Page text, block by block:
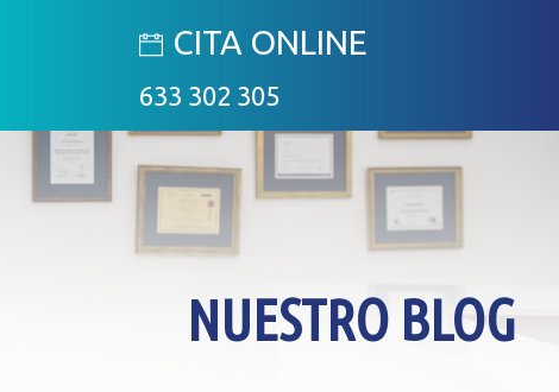
CITA ONLINE
633 302 305
NUESTRO BLOG